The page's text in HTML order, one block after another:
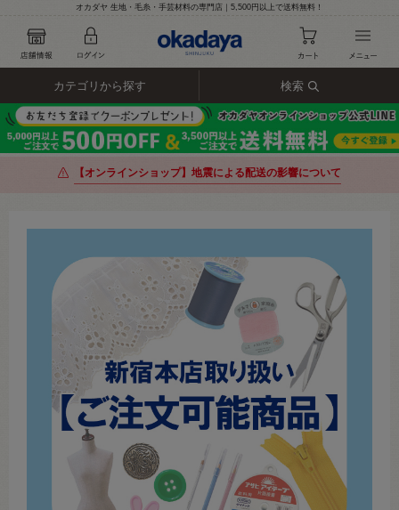
オカダヤ 生地・毛糸・手芸材料の専門店｜5,500円以上で送料無料！
カテゴリから探す 検索
【オンラインショップ】地震による配送の影響について